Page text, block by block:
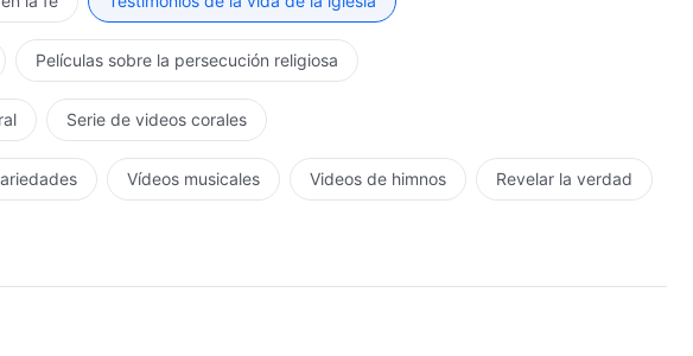
Películas sobre la persecución religiosa
Serie de videos corales
Vídeos musicales Videos de himnos Revelar la verdad